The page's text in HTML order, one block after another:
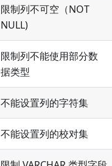
限制列不可空（NOT
NULL)
限制列不能使用部分数
据类型
不能设置列的字符集
不能设置列的校对集